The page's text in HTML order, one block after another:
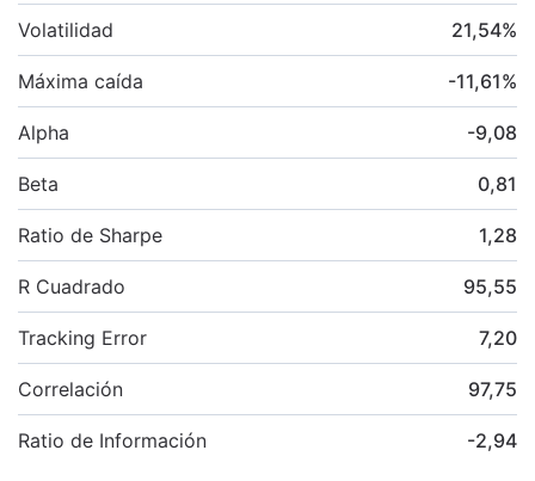
Volatilidad 21,54%
Máxima caída -11,61%
Alpha -9,08
Beta 0,81
Ratio de Sharpe 1,28
R Cuadrado 95,55
Tracking Error 7,20
Correlación 97,75
Ratio de Información -2,94